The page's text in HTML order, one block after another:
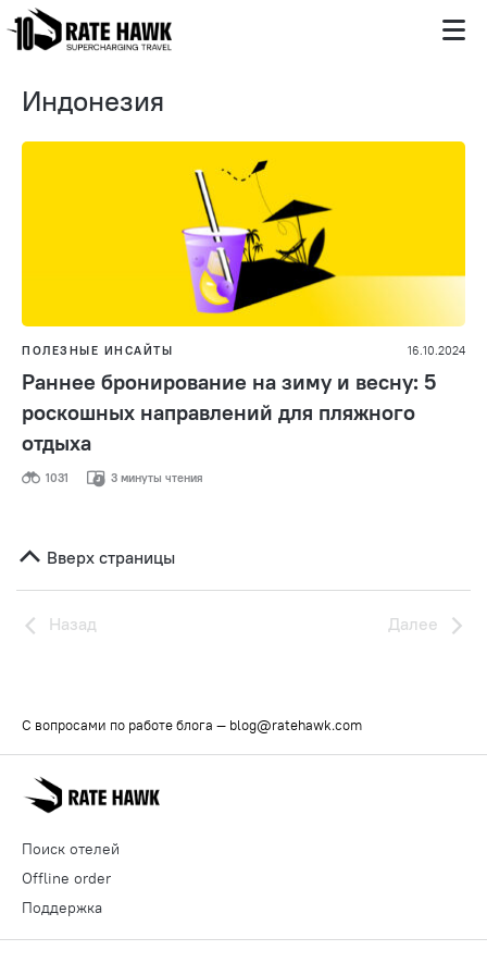
Индонезия
ПОЛЕЗНЫЕ ИНСАЙТЫ 16.10.2024
Раннее бронирование на зиму и весну: 5
роскошных направлений для пляжного
отдыха
1031 3 минуты чтения
Вверх страницы
Назад Далее
Поиск отелей
Offline order
Поддержка
С вопросами по работе блога — blog@ratehawk.com